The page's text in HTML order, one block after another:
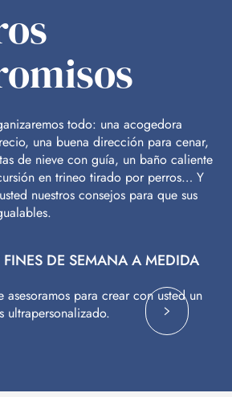
todo: una acogedora
una buena dirección para cenar,
de nieve con guía, un baño caliente
en trineo tirado por perros… Y
nuestros consejos para que sus
DE SEMANA A MEDIDA
asesoramos para crear con usted un
ultrapersonalizado.